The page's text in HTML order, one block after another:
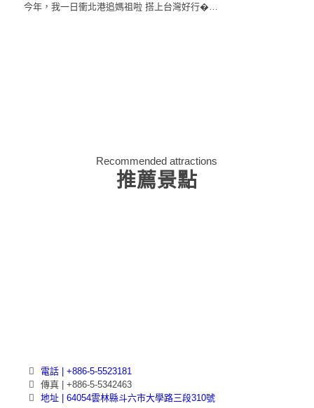
今年，我一日衝北港追媽祖啦 搭上台灣好行�…
Recommended attractions
推薦景點
電話 | +886-5-5523181
傳真 | +886-5-5342463
地址 | 64054雲林縣斗六市大學路三段310號